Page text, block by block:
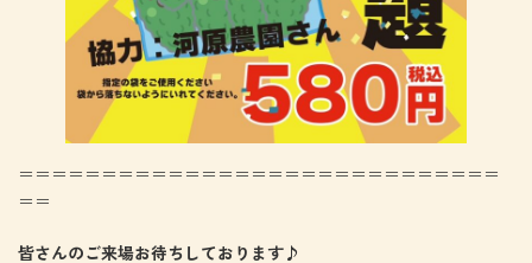
＝＝＝＝＝＝＝＝＝＝＝＝＝＝＝＝＝＝＝＝＝＝＝＝＝＝＝＝＝
＝＝
皆さんのご来場お待ちしております♪